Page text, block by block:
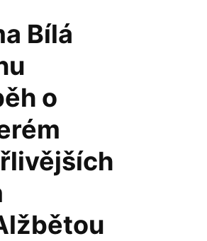
Bílá
o